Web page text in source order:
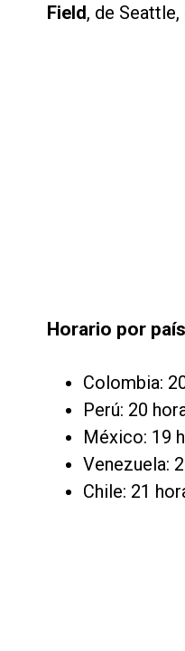
Field, de
Horario por país
Colombia:
Perú: 20
México: 19
Venezuela:
Chile: 21